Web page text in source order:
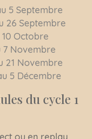
5 Septembre
26 Septembre
Octobre
7 Novembre
21 Novembre
5 Décembre
du cycle 1